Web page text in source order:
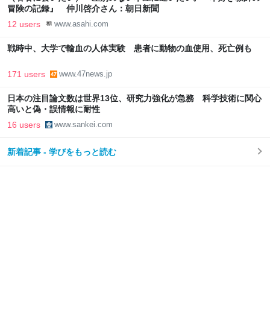
冒険の記録』 仲川啓介さん：朝日新聞
12 users www.asahi.com
戦時中、大学で輸血の人体実験 患者に動物の血使用、死亡例も
171 users www.47news.jp
日本の注目論文数は世界13位、研究力強化が急務 科学技術に関心
高いと偽・誤情報に耐性
16 users www.sankei.com
新着記事 - 学びをもっと読む